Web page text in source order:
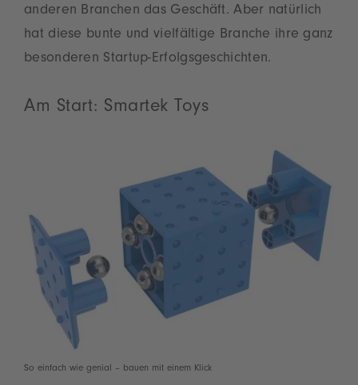
anderen Branchen das Geschäft. Aber natürlich
hat diese bunte und vielfältige Branche ihre ganz
besonderen Startup-Erfolgsgeschichten.
Am Start: Smartek Toys
So einfach wie genial – bauen mit einem Klick